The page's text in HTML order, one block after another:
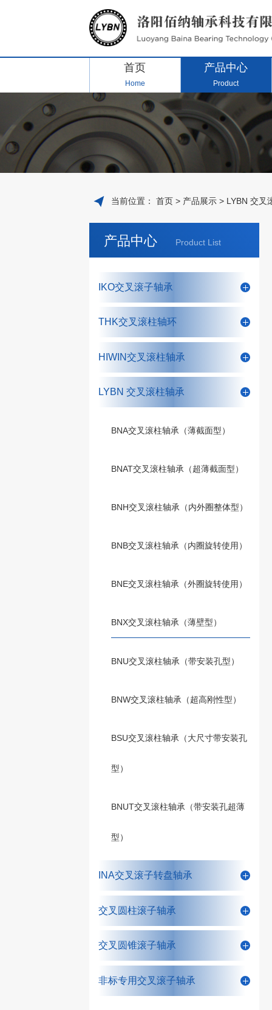
首页
Home
产品中心
Product
当前位置： 首页> 产品展示> LYBN 交叉
产品中心 Product List
IKO交叉滚子轴承
THK交叉滚柱轴环
HIWIN交叉滚柱轴承
LYBN 交叉滚柱轴承
BNA交叉滚柱轴承（薄截面型）
BNAT交叉滚柱轴承（超薄截面型）
BNH交叉滚柱轴承（内外圈整体型）
BNB交叉滚柱轴承（内圈旋转使用）
BNE交叉滚柱轴承（外圈旋转使用）
BNX交叉滚柱轴承（薄壁型）
BNU交叉滚柱轴承（带安装孔型）
BNW交叉滚柱轴承（超高刚性型）
BSU交叉滚柱轴承（大尺寸带安装孔
型）
BNUT交叉滚柱轴承（带安装孔超薄
型）
INA交叉滚子转盘轴承
交叉圆柱滚子轴承
交叉圆锥滚子轴承
非标专用交叉滚子轴承